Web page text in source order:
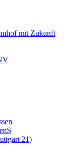
mit Zukunft
21)